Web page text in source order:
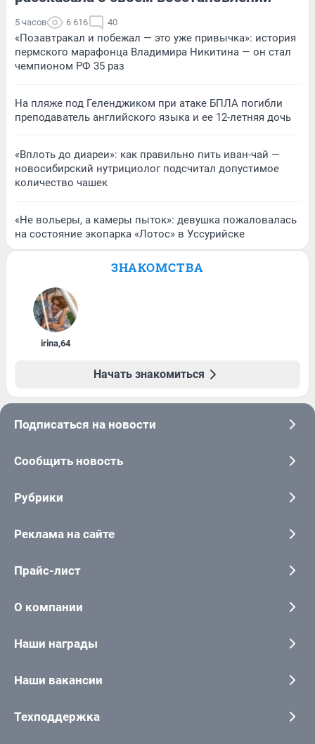
5 часов 6 616 40
«Позавтракал и побежал — это уже привычка»: история
пермского марафонца Владимира Никитина — он стал
чемпионом РФ 35 раз
На пляже под Геленджиком при атаке БПЛА погибли
преподаватель английского языка и ее 12-летняя дочь
«Вплоть до диареи»: как правильно пить иван-чай —
новосибирский нутрициолог подсчитал допустимое
количество чашек
«Не вольеры, а камеры пыток»: девушка пожаловалась
на состояние экопарка «Лотос» в Уссурийске
ЗНАКОМСТВА
irina,64
Начать знакомиться
Подписаться на новости
Сообщить новость
Рубрики
Реклама на сайте
Прайс-лист
О компании
Наши награды
Наши вакансии
Техподдержка